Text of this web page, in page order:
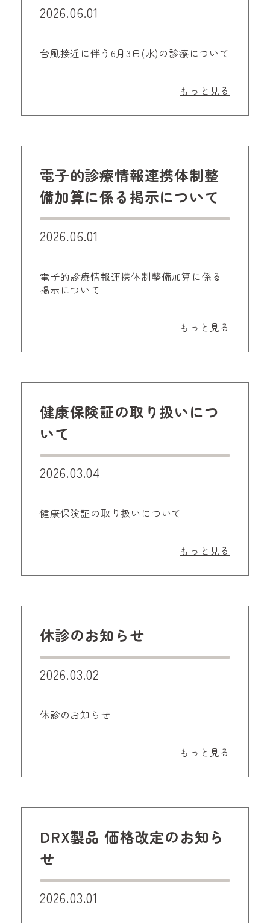
2026.06.01
台風接近に伴う6月3日(水)の診療について
もっと見る
電子的診療情報連携体制整
備加算に係る掲示について
2026.06.01
電子的診療情報連携体制整備加算に係る
掲示について
もっと見る
健康保険証の取り扱いにつ
いて
2026.03.04
健康保険証の取り扱いについて
もっと見る
休診のお知らせ
2026.03.02
休診のお知らせ
もっと見る
DRX製品 価格改定のお知ら
せ
2026.03.01